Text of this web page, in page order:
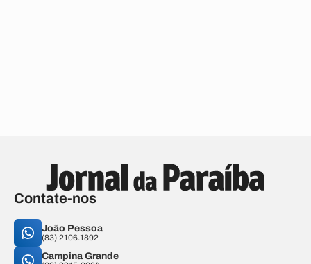
Contate-nos
João Pessoa
(83) 2106.1892
Campina Grande